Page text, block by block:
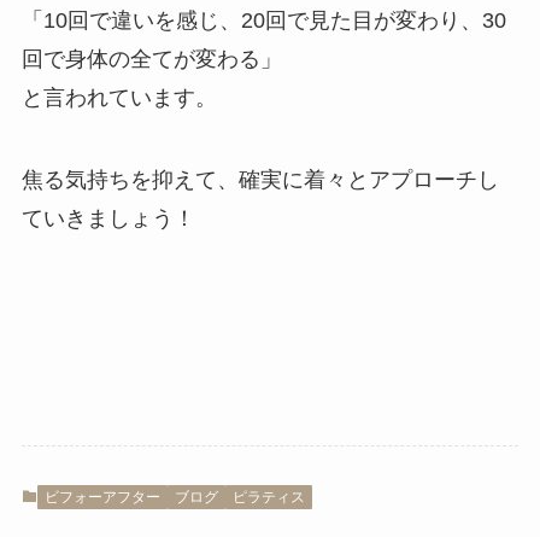
「10回で違いを感じ、20回で見た目が変わり、30
回で身体の全てが変わる」
と言われています。
焦る気持ちを抑えて、確実に着々とアプローチし
ていきましょう！
ビフォーアフター ブログ ピラティス